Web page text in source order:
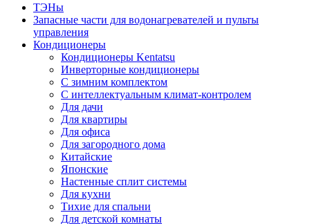
ТЭНы
Запасные части для водонагревателей и пульты
управления
Кондиционеры
Кондиционеры Kentatsu
Инверторные кондиционеры
С зимним комплектом
С интеллектуальным климат-контролем
Для дачи
Для квартиры
Для офиса
Для загородного дома
Китайские
Японские
Настенные сплит системы
Для кухни
Тихие для спальни
Для детской комнаты